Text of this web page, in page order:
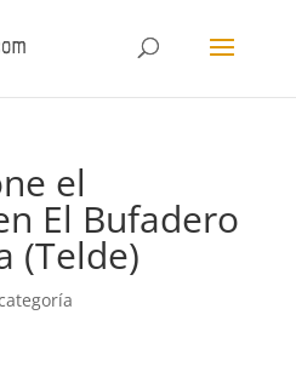
el
El Bufadero
(Telde)